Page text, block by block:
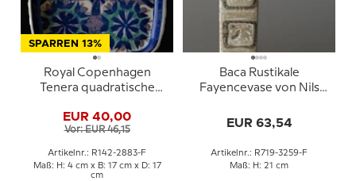
SPARREN 13%
Royal Copenhagen
Tenera quadratische
Johanson MJ
EUR 40,00
Vor: EUR 46,15
Artikelnr.: R142-2883-F
Maß: H: 4 cm x B: 17 cm x D: 17
cm
Baca Rustikale
Fayencevase von Nils
Copenhagen Nr. 719-
EUR 63,54
Artikelnr.: R719-3259-F
Maß: H: 21 cm